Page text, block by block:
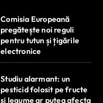
Comisia Europeană
pregătește noi reguli
pentru tutun și țigările
electronice
Studiu alarmant: un
pesticid folosit pe fructe
și legume ar putea afecta